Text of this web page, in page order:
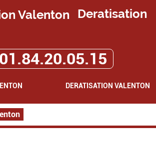
Deratisation
DERATISATION VALENTON